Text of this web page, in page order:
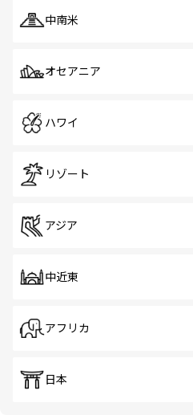
中南米
オセアニア
ハワイ
リゾート
アジア
中近東
アフリカ
日本